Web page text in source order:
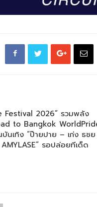
Festival 2026” รวมพลัง
to Bangkok
นเทิง “ป๊ายปาย – เก่ง ธช
รอปล่อยทีเด็ด